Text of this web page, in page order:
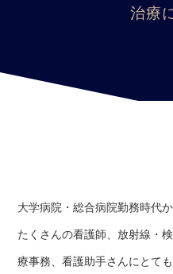
治療
大学病院・総合病院勤務時代
たくさんの看護師、放射線・
療事務、看護助手さんにとて